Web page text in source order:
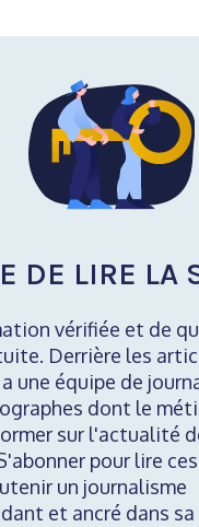
DE LIRE LA
vérifiée et de
Derrière les
une équipe de
dont le
sur l'actualité
pour lire
un journalisme
et ancré dans